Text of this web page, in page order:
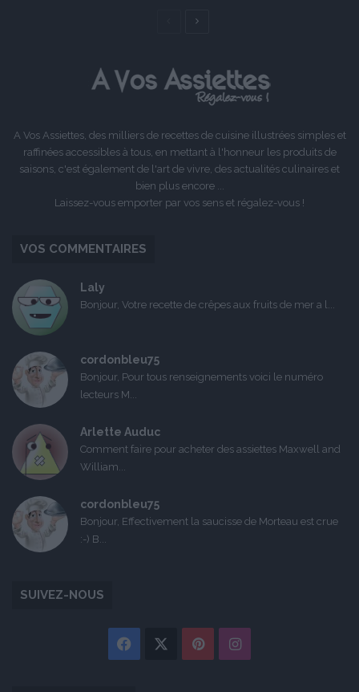
Page
A Vos Assiettes, des milliers de recettes de cuisine illustrées simples et
raffinées accessibles à tous, en mettant à l'honneur les produits de
saisons, c'est également de l'art de vivre, des actualités culinaires et
bien plus encore ...
Laissez-vous emporter par vos sens et régalez-vous !
VOS COMMENTAIRES
Laly
Bonjour, Votre recette de crêpes aux fruits de mer a l...
cordonbleu75
Bonjour, Pour tous renseignements voici le numéro
lecteurs M...
Arlette Auduc
Comment faire pour acheter des assiettes Maxwell and
William...
cordonbleu75
Bonjour, Effectivement la saucisse de Morteau est crue
:-) B...
SUIVEZ-NOUS
Facebook PinterestInstagram